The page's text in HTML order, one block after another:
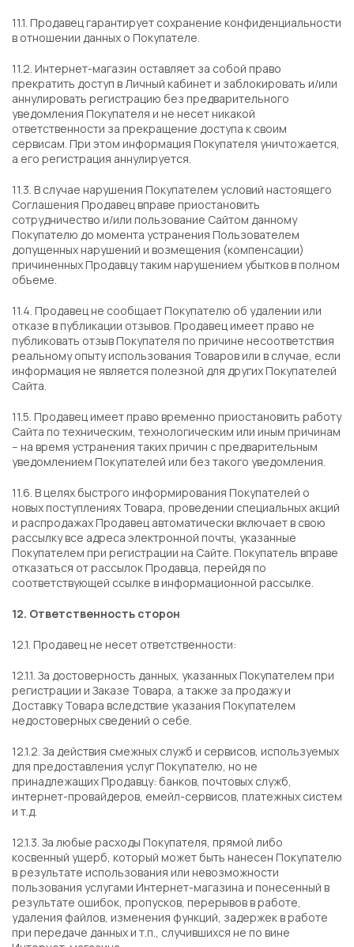
11.1. Продавец гарантирует сохранение конфиденциальности
в отношении данных о Покупателе.
11.2. Интернет-магазин оставляет за собой право
прекратить доступ в Личный кабинет и заблокировать и/или
аннулировать регистрацию без предварительного
уведомления Покупателя и не несет никакой
ответственности за прекращение доступа к своим
сервисам. При этом информация Покупателя уничтожается,
а его регистрация аннулируется.
11.3. В случае нарушения Покупателем условий настоящего
Соглашения Продавец вправе приостановить
сотрудничество и/или пользование Сайтом данному
Покупателю до момента устранения Пользователем
допущенных нарушений и возмещения (компенсации)
причиненных Продавцу таким нарушением убытков в полном
объеме.
11.4. Продавец не сообщает Покупателю об удалении или
отказе в публикации отзывов. Продавец имеет право не
публиковать отзыв Покупателя по причине несоответствия
реальному опыту использования Товаров или в случае, если
информация не является полезной для других Покупателей
Сайта.
11.5. Продавец имеет право временно приостановить работу
Сайта по техническим, технологическим или иным причинам
– на время устранения таких причин с предварительным
уведомлением Покупателей или без такого уведомления.
11.6. В целях быстрого информирования Покупателей о
новых поступлениях Товара, проведении специальных акций
и распродажах Продавец автоматически включает в свою
рассылку все адреса электронной почты, указанные
Покупателем при регистрации на Сайте. Покупатель вправе
отказаться от рассылок Продавца, перейдя по
соответствующей ссылке в информационной рассылке.
12. Ответственность сторон
12.1. Продавец не несет ответственности:
12.1.1. За достоверность данных, указанных Покупателем при
регистрации и Заказе Товара, а также за продажу и
Доставку Товара вследствие указания Покупателем
недостоверных сведений о себе.
12.1.2. За действия смежных служб и сервисов, используемых
для предоставления услуг Покупателю, но не
принадлежащих Продавцу: банков, почтовых служб,
интернет-провайдеров, емейл-сервисов, платежных систем
и т.д.
12.1.3. За любые расходы Покупателя, прямой либо
косвенный ущерб, который может быть нанесен Покупателю
в результате использования или невозможности
пользования услугами Интернет-магазина и понесенный в
результате ошибок, пропусков, перерывов в работе,
удаления файлов, изменения функций, задержек в работе
при передаче данных и т.п., случившихся не по вине